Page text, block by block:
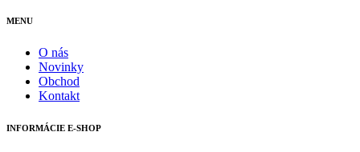
MENU
O nás
Novinky
Obchod
Kontakt
INFORMÁCIE E-SHOP